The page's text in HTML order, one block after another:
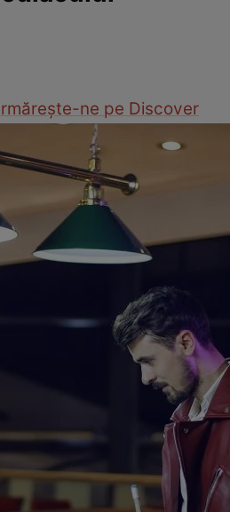
ne pe Discover